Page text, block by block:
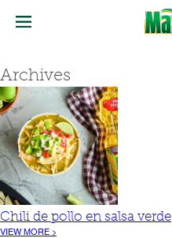
Archives
Chili de pollo en salsa verde
VIEW MORE >